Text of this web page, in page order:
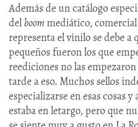
Además de un catálogo
del boom mediático,
representa el vinilo se debe a
pequeños fueron los que
reediciones no las
tarde a eso. Muchos sellos
especializarse en esas cosas
estaba en letargo, pero que